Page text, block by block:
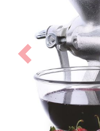
Predchádzajúci